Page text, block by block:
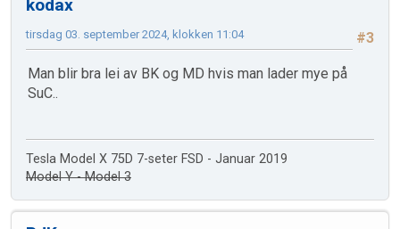
kodax
#3
tirsdag 03. september 2024, klokken 11:04
Man blir bra lei av BK og MD hvis man lader mye på
SuC..
Tesla Model X 75D 7-seter FSD - Januar 2019
Model Y - Model 3